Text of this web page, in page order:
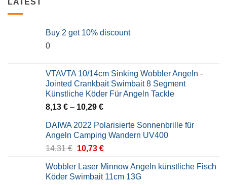
Buy 2 get 10% discount
0
VTAVTA 10/14cm Sinking Wobbler Angeln -
Jointed Crankbait Swimbait 8 Segment
Künstliche Köder Für Angeln Tackle
8,13 € – 10,29 €
DAIWA 2022 Polarisierte Sonnenbrille für
Angeln Camping Wandern UV400
14,31€ Original
was:
14,31 €.
10,73 €Current
is:
10,73 €.
Wobbler Laser Minnow Angeln künstliche Fisch
Köder Swimbait 11cm 13G